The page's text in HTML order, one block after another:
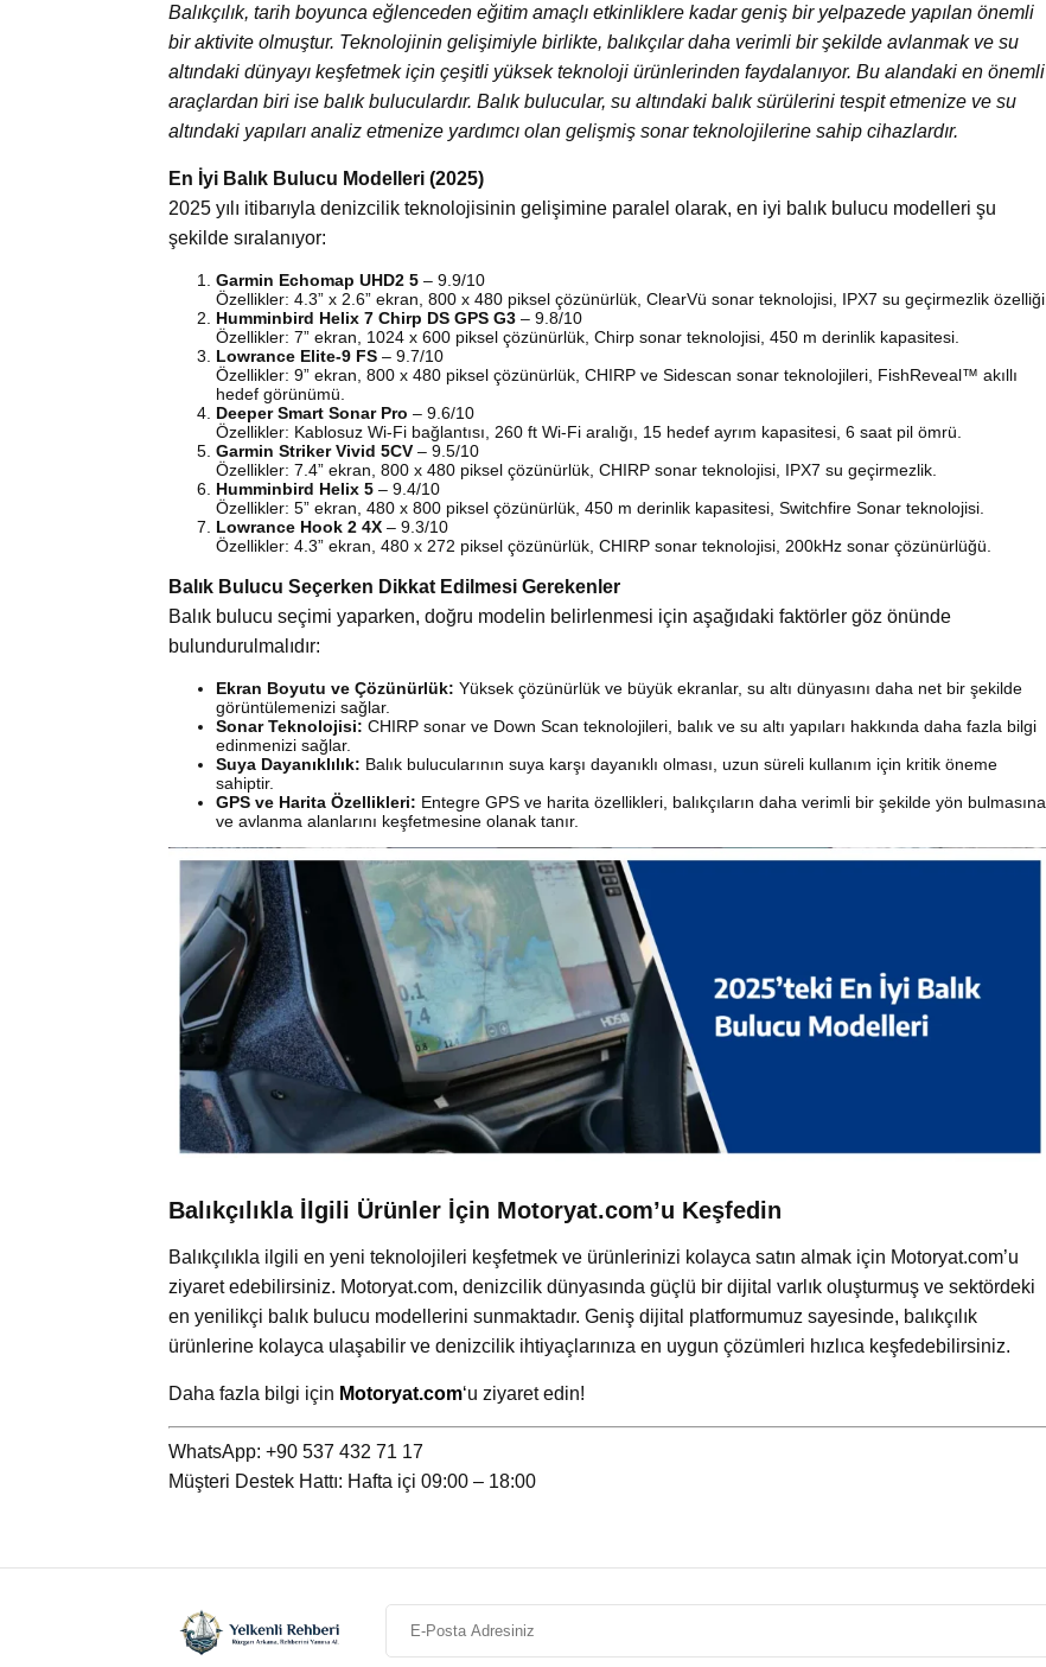
Balıkçılık, tarih boyunca eğlenceden eğitim amaçlı etkinliklere kadar geniş bir yelpazede yapılan önemli
bir aktivite olmuştur. Teknolojinin gelişimiyle birlikte, balıkçılar daha verimli bir şekilde avlanmak ve su
altındaki dünyayı keşfetmek için çeşitli yüksek teknoloji ürünlerinden faydalanıyor. Bu alandaki en önemli
araçlardan biri ise balık buluculardır. Balık bulucular, su altındaki balık sürülerini tespit etmenize ve su
altındaki yapıları analiz etmenize yardımcı olan gelişmiş sonar teknolojilerine sahip cihazlardır.
En İyi Balık Bulucu Modelleri (2025)
2025 yılı itibarıyla denizcilik teknolojisinin gelişimine paralel olarak, en iyi balık bulucu modelleri şu
şekilde sıralanıyor:
Garmin Echomap UHD2 5 – 9.9/10
Özellikler: 4.3” x 2.6” ekran, 800 x 480 piksel çözünürlük, ClearVü sonar teknolojisi, IPX7 su geçirmezlik özelliği.
Humminbird Helix 7 Chirp DS GPS G3 – 9.8/10
Özellikler: 7” ekran, 1024 x 600 piksel çözünürlük, Chirp sonar teknolojisi, 450 m derinlik kapasitesi.
Lowrance Elite-9 FS – 9.7/10
Özellikler: 9” ekran, 800 x 480 piksel çözünürlük, CHIRP ve Sidescan sonar teknolojileri, FishReveal™ akıllı
hedef görünümü.
Deeper Smart Sonar Pro – 9.6/10
Özellikler: Kablosuz Wi-Fi bağlantısı, 260 ft Wi-Fi aralığı, 15 hedef ayrım kapasitesi, 6 saat pil ömrü.
Garmin Striker Vivid 5CV – 9.5/10
Özellikler: 7.4” ekran, 800 x 480 piksel çözünürlük, CHIRP sonar teknolojisi, IPX7 su geçirmezlik.
Humminbird Helix 5 – 9.4/10
Özellikler: 5” ekran, 480 x 800 piksel çözünürlük, 450 m derinlik kapasitesi, Switchfire Sonar teknolojisi.
Lowrance Hook 2 4X – 9.3/10
Özellikler: 4.3” ekran, 480 x 272 piksel çözünürlük, CHIRP sonar teknolojisi, 200kHz sonar çözünürlüğü.
Balık Bulucu Seçerken Dikkat Edilmesi Gerekenler
Balık bulucu seçimi yaparken, doğru modelin belirlenmesi için aşağıdaki faktörler göz önünde
bulundurulmalıdır:
Ekran Boyutu ve Çözünürlük: Yüksek çözünürlük ve büyük ekranlar, su altı dünyasını daha net bir şekilde
görüntülemenizi sağlar.
Sonar Teknolojisi: CHIRP sonar ve Down Scan teknolojileri, balık ve su altı yapıları hakkında daha fazla bilgi
edinmenizi sağlar.
Suya Dayanıklılık: Balık bulucularının suya karşı dayanıklı olması, uzun süreli kullanım için kritik öneme
sahiptir.
GPS ve Harita Özellikleri: Entegre GPS ve harita özellikleri, balıkçıların daha verimli bir şekilde yön bulmasına
ve avlanma alanlarını keşfetmesine olanak tanır.
Balıkçılıkla İlgili Ürünler İçin Motoryat.com’u Keşfedin
Balıkçılıkla ilgili en yeni teknolojileri keşfetmek ve ürünlerinizi kolayca satın almak için Motoryat.com’u
ziyaret edebilirsiniz. Motoryat.com, denizcilik dünyasında güçlü bir dijital varlık oluşturmuş ve sektördeki
en yenilikçi balık bulucu modellerini sunmaktadır. Geniş dijital platformumuz sayesinde, balıkçılık
ürünlerine kolayca ulaşabilir ve denizcilik ihtiyaçlarınıza en uygun çözümleri hızlıca keşfedebilirsiniz.
Daha fazla bilgi için Motoryat.com‘u ziyaret edin!
WhatsApp: +90 537 432 71 17
Müşteri Destek Hattı: Hafta içi 09:00 – 18:00